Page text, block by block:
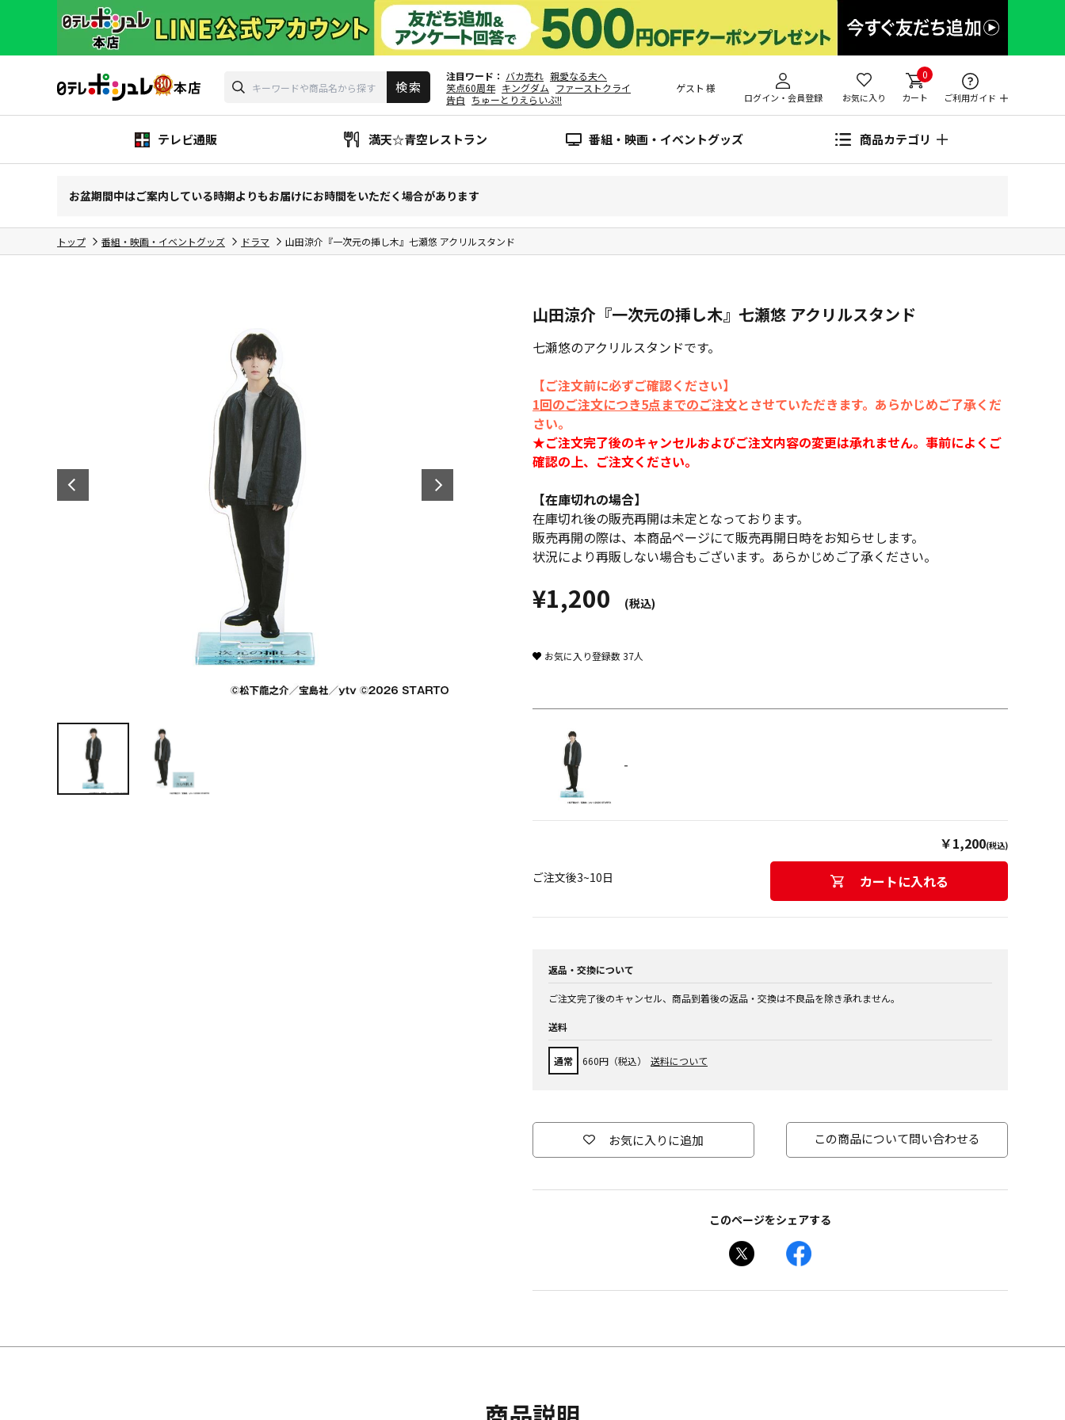
注目ワード バカ売れ 親愛なる夫へ
笑点60周年 キングダム ファーストクライ
告白 ちゅーとりえらいぶ!!
ゲスト 様
ログイン・会員登録 お気に入り
0
カート ご利用ガイド
テレビ通販 満天☆青空レストラン 番組・映画・イベントグッズ 商品カテゴリ
お盆期間中はご案内している時期よりもお届けにお時間をいただく場合があります
トップ 番組・映画・イベントグッズ ドラマ 山田涼介『一次元の挿し木』七瀬悠 アクリルスタンド
山田涼介『一次元の挿し木』七瀬悠 アクリルスタンド
七瀬悠のアクリルスタンドです。
【ご注文前に必ずご確認ください】
1回のご注文につき5点までのご注文とさせていただきます。あらかじめご了承くだ
さい。
★ご注文完了後のキャンセルおよびご注文内容の変更は承れません。事前によくご
確認の上、ご注文ください。
【在庫切れの場合】
在庫切れ後の販売再開は未定となっております。
販売再開の際は、本商品ページにて販売再開日時をお知らせします。
状況により再販しない場合もございます。あらかじめご了承ください。
¥1,200 (税込)
お気に入り登録数37人
-
￥1,200(税込)
ご注文後3~10日 カートに入れる
返品・交換について
ご注文完了後のキャンセル、商品到着後の返品・交換は不良品を除き承れません。
送料
通常 660円（税込） 送料について
お気に入りに追加 この商品について問い合わせる
このページをシェアする